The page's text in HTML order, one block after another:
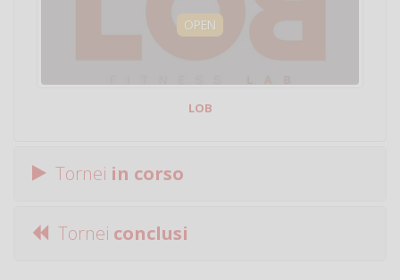
OPEN
LOB
Tornei in corso
Tornei conclusi